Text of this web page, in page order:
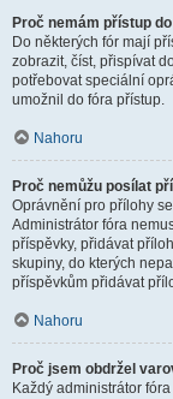
Proč nemám přístup
Do některých fór mají
zobrazit, číst, přispívat
potřebovat speciální
umožnil do fóra přístup.
Nahoru
Proč nemůžu posílat
Oprávnění pro přílohy
Administrátor fóra
příspěvky, přidávat
skupiny, do kterých
příspěvkům přidávat
Nahoru
Proč jsem obdržel
Každý administrátor